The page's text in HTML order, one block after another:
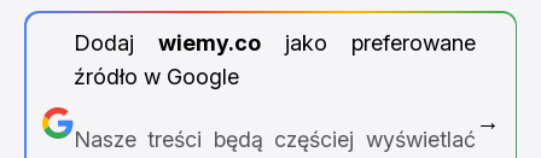
Dodaj wiemy.cojako preferowane
źródło w Google
Nasze treści będą częściej wyświetlać
→